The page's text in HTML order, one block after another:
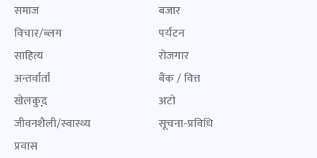
समाज
विचार/ब्लग
साहित्य
अन्तर्वार्ता
खेलकुद़़
जीवनशैली/स्वास्थ्य
प्रवास
बजार
पर्यटन
रोजगार
बैंक / वित्त
अटो
सूचना-प्रविधि